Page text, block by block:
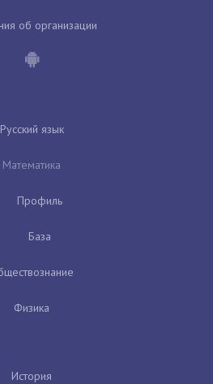
об организации
Русский язык
Математика
Профиль
База
Физика
История